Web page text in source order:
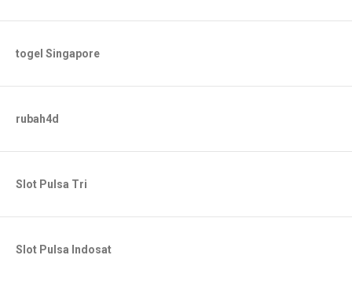
togel Singapore
rubah4d
Slot Pulsa Tri
Slot Pulsa Indosat